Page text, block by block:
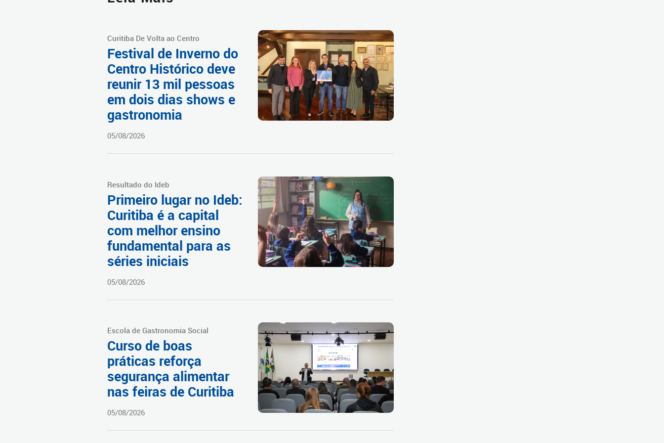
Curitiba De Volta ao Centro
Festival de Inverno do
Centro Histórico deve
reunir 13 mil pessoas
em dois dias shows e
gastronomia
05/08/2026
Resultado do Ideb
Primeiro lugar no Ideb:
Curitiba é a capital
com melhor ensino
fundamental para as
séries iniciais
05/08/2026
Escola de Gastronomia Social
Curso de boas
práticas reforça
segurança alimentar
nas feiras de Curitiba
05/08/2026